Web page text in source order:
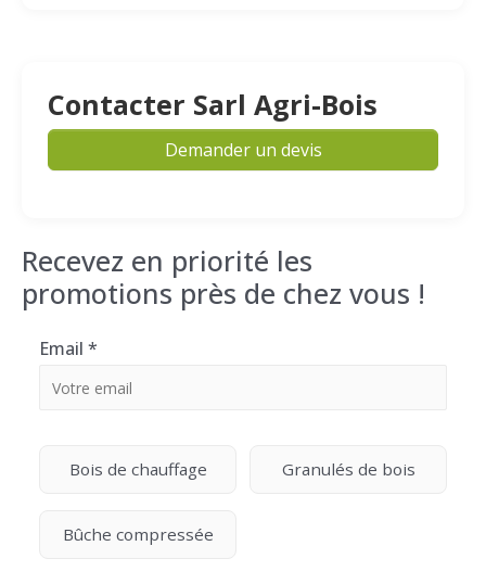
Contacter Sarl Agri-Bois
Demander un devis
Recevez en priorité les
promotions près de chez vous !
Email *
Bois de chauffage Granulés de bois
Bûche compressée